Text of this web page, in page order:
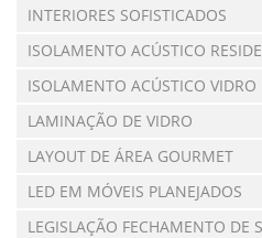
INTERIORES SOFISTICADOS
ISOLAMENTO ACÚSTICO
ISOLAMENTO ACÚSTICO VIDRO
LAMINAÇÃO DE VIDRO
LAYOUT DE ÁREA GOURMET
LED EM MÓVEIS PLANEJADOS
LEGISLAÇÃO FECHAMENTO DE